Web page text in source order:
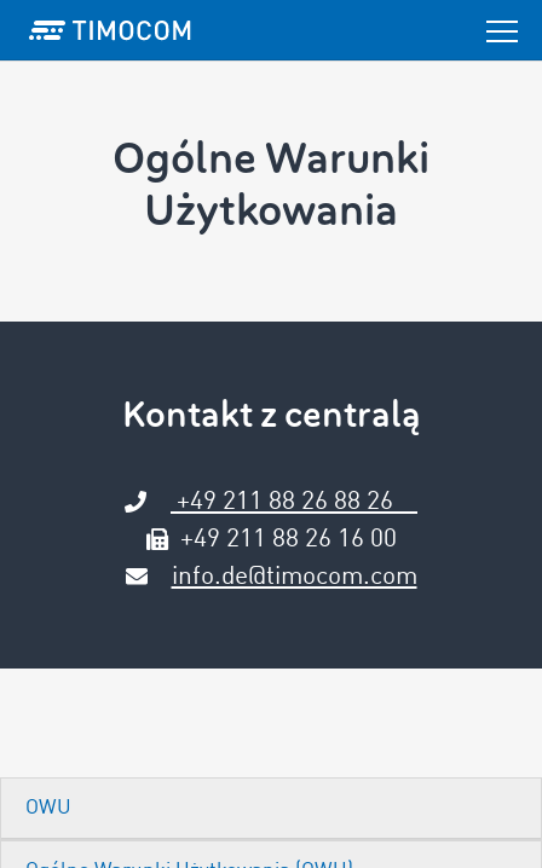
Ogólne Warunki
Użytkowania
Kontakt z centralą
+49 211 88 26 88 26
+49 211 88 26 16 00
info.de@timocom.com
OWU